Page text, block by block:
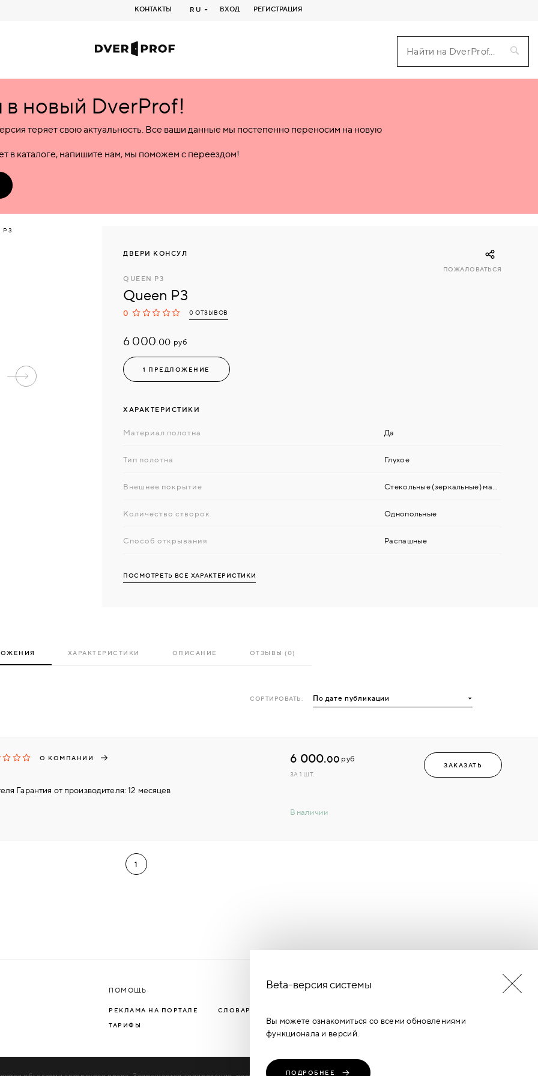
КОНТАКТЫ RU ВХОД РЕГИСТРАЦИЯ
новый DverProf!
теряет свою актуальность. Все ваши данные мы постепенно переносим на новую
в каталоге, напишите нам, мы поможем с переездом!
P3
ДВЕРИ КОНСУЛ
QUEEN P3
Queen P3
0 0 ОТЗЫВОВ
6 000.00 руб
1 ПРЕДЛОЖЕНИЕ
ПОЖАЛОВАТЬСЯ
ХАРАКТЕРИСТИКИ
Материал полотна Да
Тип полотна Глухое
Внешнее покрытие
Количество створок Однопольные
Способ открывания Распашные
ПОСМОТРЕТЬ ВСЕ ХАРАКТЕРИСТИКИ
ХАРАКТЕРИСТИКИ ОПИСАНИЕ ОТЗЫВЫ (0)
СОРТИРОВАТЬ:
О КОМПАНИИ
Гарантия от производителя: 12 месяцев
В наличии
6 000.00 руб
ЗА 1 ШТ.
ЗАКАЗАТЬ
1
ПОМОЩЬ
РЕКЛАМА НА ПОРТАЛЕ СЛОВАРЬ ТЕРМИНОВ
ТАРИФЫ
БУДЬ В КУРСЕ НОВОСТЕЙ
Beta-версия системы
Вы можете ознакомиться со всеми обновлениями
функционала и версий.
ПОДРОБНЕЕ